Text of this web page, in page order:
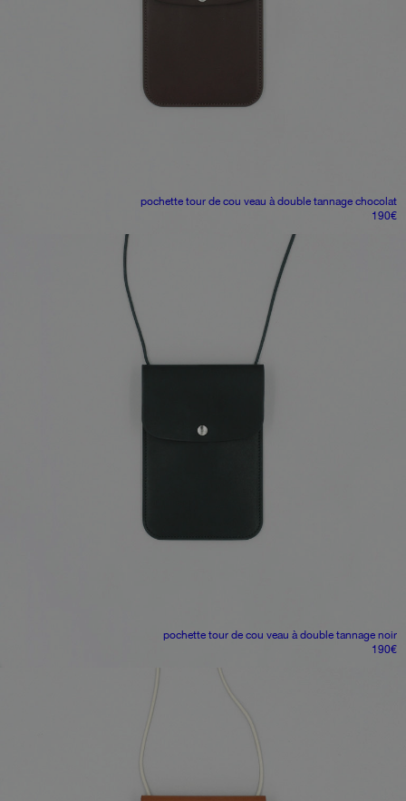
pochette tour de cou veau à double tannage chocolat
190€
pochette tour de cou veau à double tannage noir
190€